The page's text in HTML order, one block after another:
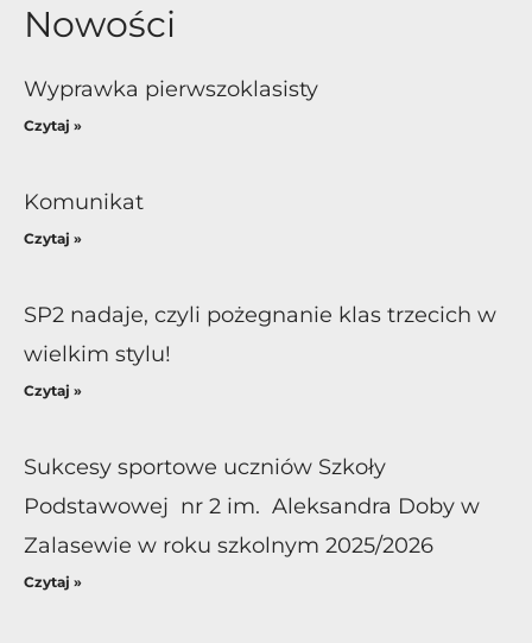
Nowości
Wyprawka pierwszoklasisty
Czytaj »
Komunikat
Czytaj »
SP2 nadaje, czyli pożegnanie klas trzecich w
wielkim stylu!
Czytaj »
Sukcesy sportowe uczniów Szkoły
Podstawowej nr 2 im. Aleksandra Doby w
Zalasewie w roku szkolnym 2025/2026
Czytaj »